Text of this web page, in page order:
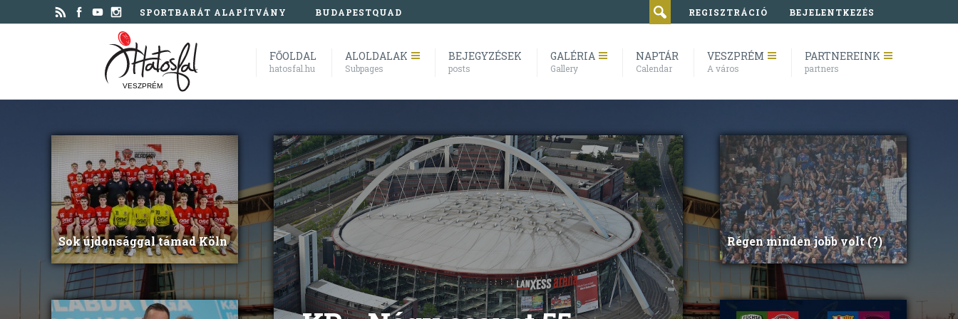
SPORTBARÁT ALAPÍTVÁNY BUDAPESTQUAD REGISZTRÁCIÓ BEJELENTKEZÉS
VESZPRÉM
FŐOLDAL
hatosfal.hu
ALOLDALAK
Subpages
BEJEGYZÉSEK
posts
GALÉRIA
Gallery
NAPTÁR
Calendar
VESZPRÉM
A város
PARTNEREINK
partners
Sok újdonsággal támad Köln Régen minden jobb volt (?)